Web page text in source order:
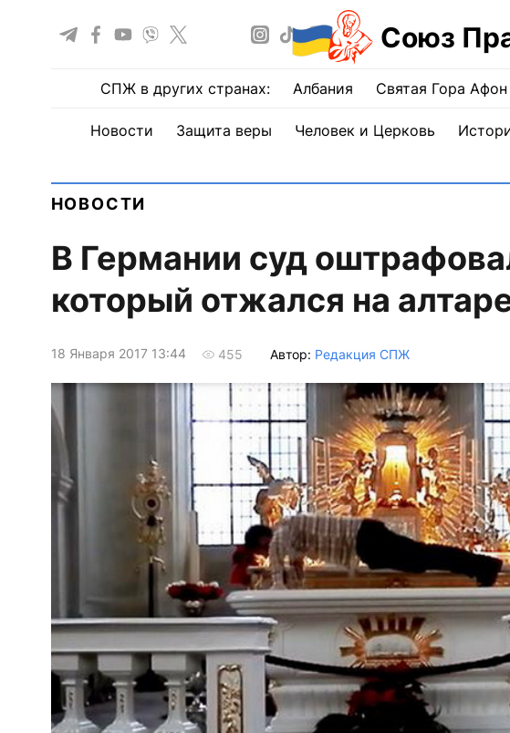
Союз
СПЖ в других странах: Албания Святая Гора Афон
Новости Защита веры Человек и Церковь
НОВОСТИ
В Германии суд
который отжался на
18 Января 2017 13:44 455 Автор: Редакция СПЖ